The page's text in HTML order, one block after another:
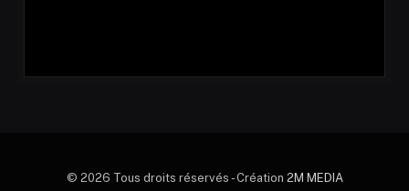
© 2026 Tous droits réservés - Création 2M MEDIA